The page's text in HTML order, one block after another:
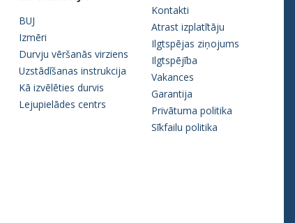
BUJ
Izmēri
Durvju vēršanās virziens
Uzstādīšanas instrukcija
Kā izvēlēties durvis
Lejupielādes centrs
Kontakti
Atrast izplatītāju
Ilgtspējas ziņojums
Ilgtspējība
Vakances
Garantija
Privātuma politika
Sīkfailu politika